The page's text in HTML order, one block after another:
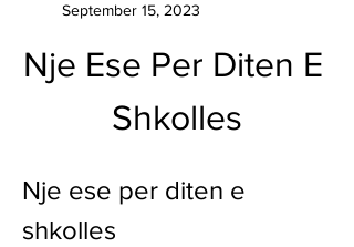
September 15, 2023
Nje Ese Per Diten E
Shkolles
Nje ese per diten e
shkolles